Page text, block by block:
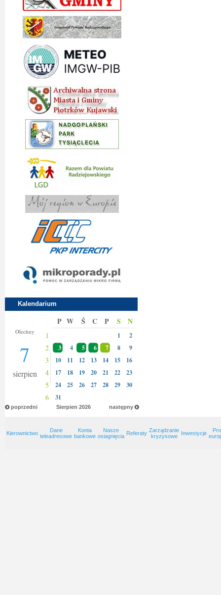
Kalendarium
Olechny
7
sierpien
P W Ś C P S N
1 1 2
2 3 4 5 6 7 8 9
3 10 11 12 13 14 15 16
4 17 18 19 20 21 22 23
5 24 25 26 27 28 29 30
6 31
poprzedni następny
Sierpien 2026
Kierownictwo
Dane
teleadresowe
Konta
bankowe
Nasze
osiagnięcia Referaty Zarządzanie
kryzysowe
Inwestycje